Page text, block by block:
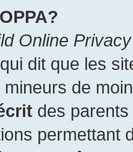
Online
dit que les
de
des
permettant